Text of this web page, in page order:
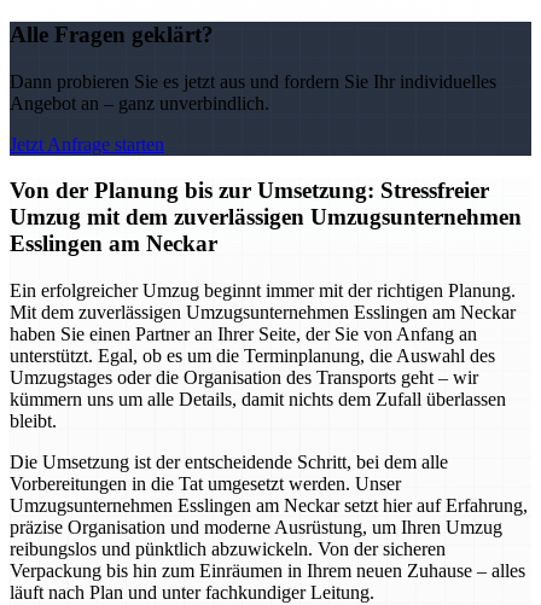
Alle Fragen geklärt?
Dann probieren Sie es jetzt aus und fordern Sie Ihr individuelles
Angebot an – ganz unverbindlich.
Jetzt Anfrage starten
Von der Planung bis zur Umsetzung: Stressfreier
Umzug mit dem zuverlässigen Umzugsunternehmen
Esslingen am Neckar
Ein erfolgreicher Umzug beginnt immer mit der richtigen Planung.
Mit dem zuverlässigen Umzugsunternehmen Esslingen am Neckar
haben Sie einen Partner an Ihrer Seite, der Sie von Anfang an
unterstützt. Egal, ob es um die Terminplanung, die Auswahl des
Umzugstages oder die Organisation des Transports geht – wir
kümmern uns um alle Details, damit nichts dem Zufall überlassen
bleibt.
Die Umsetzung ist der entscheidende Schritt, bei dem alle
Vorbereitungen in die Tat umgesetzt werden. Unser
Umzugsunternehmen Esslingen am Neckar setzt hier auf Erfahrung,
präzise Organisation und moderne Ausrüstung, um Ihren Umzug
reibungslos und pünktlich abzuwickeln. Von der sicheren
Verpackung bis hin zum Einräumen in Ihrem neuen Zuhause – alles
läuft nach Plan und unter fachkundiger Leitung.